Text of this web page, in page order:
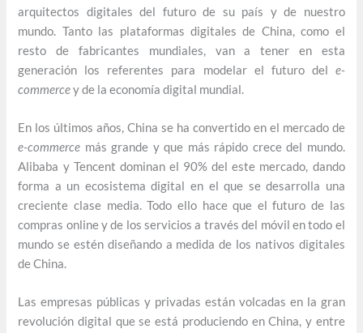
arquitectos digitales del futuro de su país y de nuestro
mundo. Tanto las plataformas digitales de China, como el
resto de fabricantes mundiales, van a tener en esta
generación los referentes para modelar el futuro del e-
commercey de la economía digital mundial.
En los últimos años, China se ha convertido en el mercado de
e-commerce más grande y que más rápido crece del mundo.
Alibaba y Tencent dominan el 90% del este mercado, dando
forma a un ecosistema digital en el que se desarrolla una
creciente clase media. Todo ello hace que el futuro de las
compras online y de los servicios a través del móvil en todo el
mundo se estén diseñando a medida de los nativos digitales
de China.
Las empresas públicas y privadas están volcadas en la gran
revolución digital que se está produciendo en China, y entre